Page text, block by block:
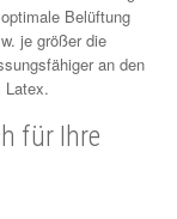
Belüftung
je größer die
an den
Latex.
für Ihre